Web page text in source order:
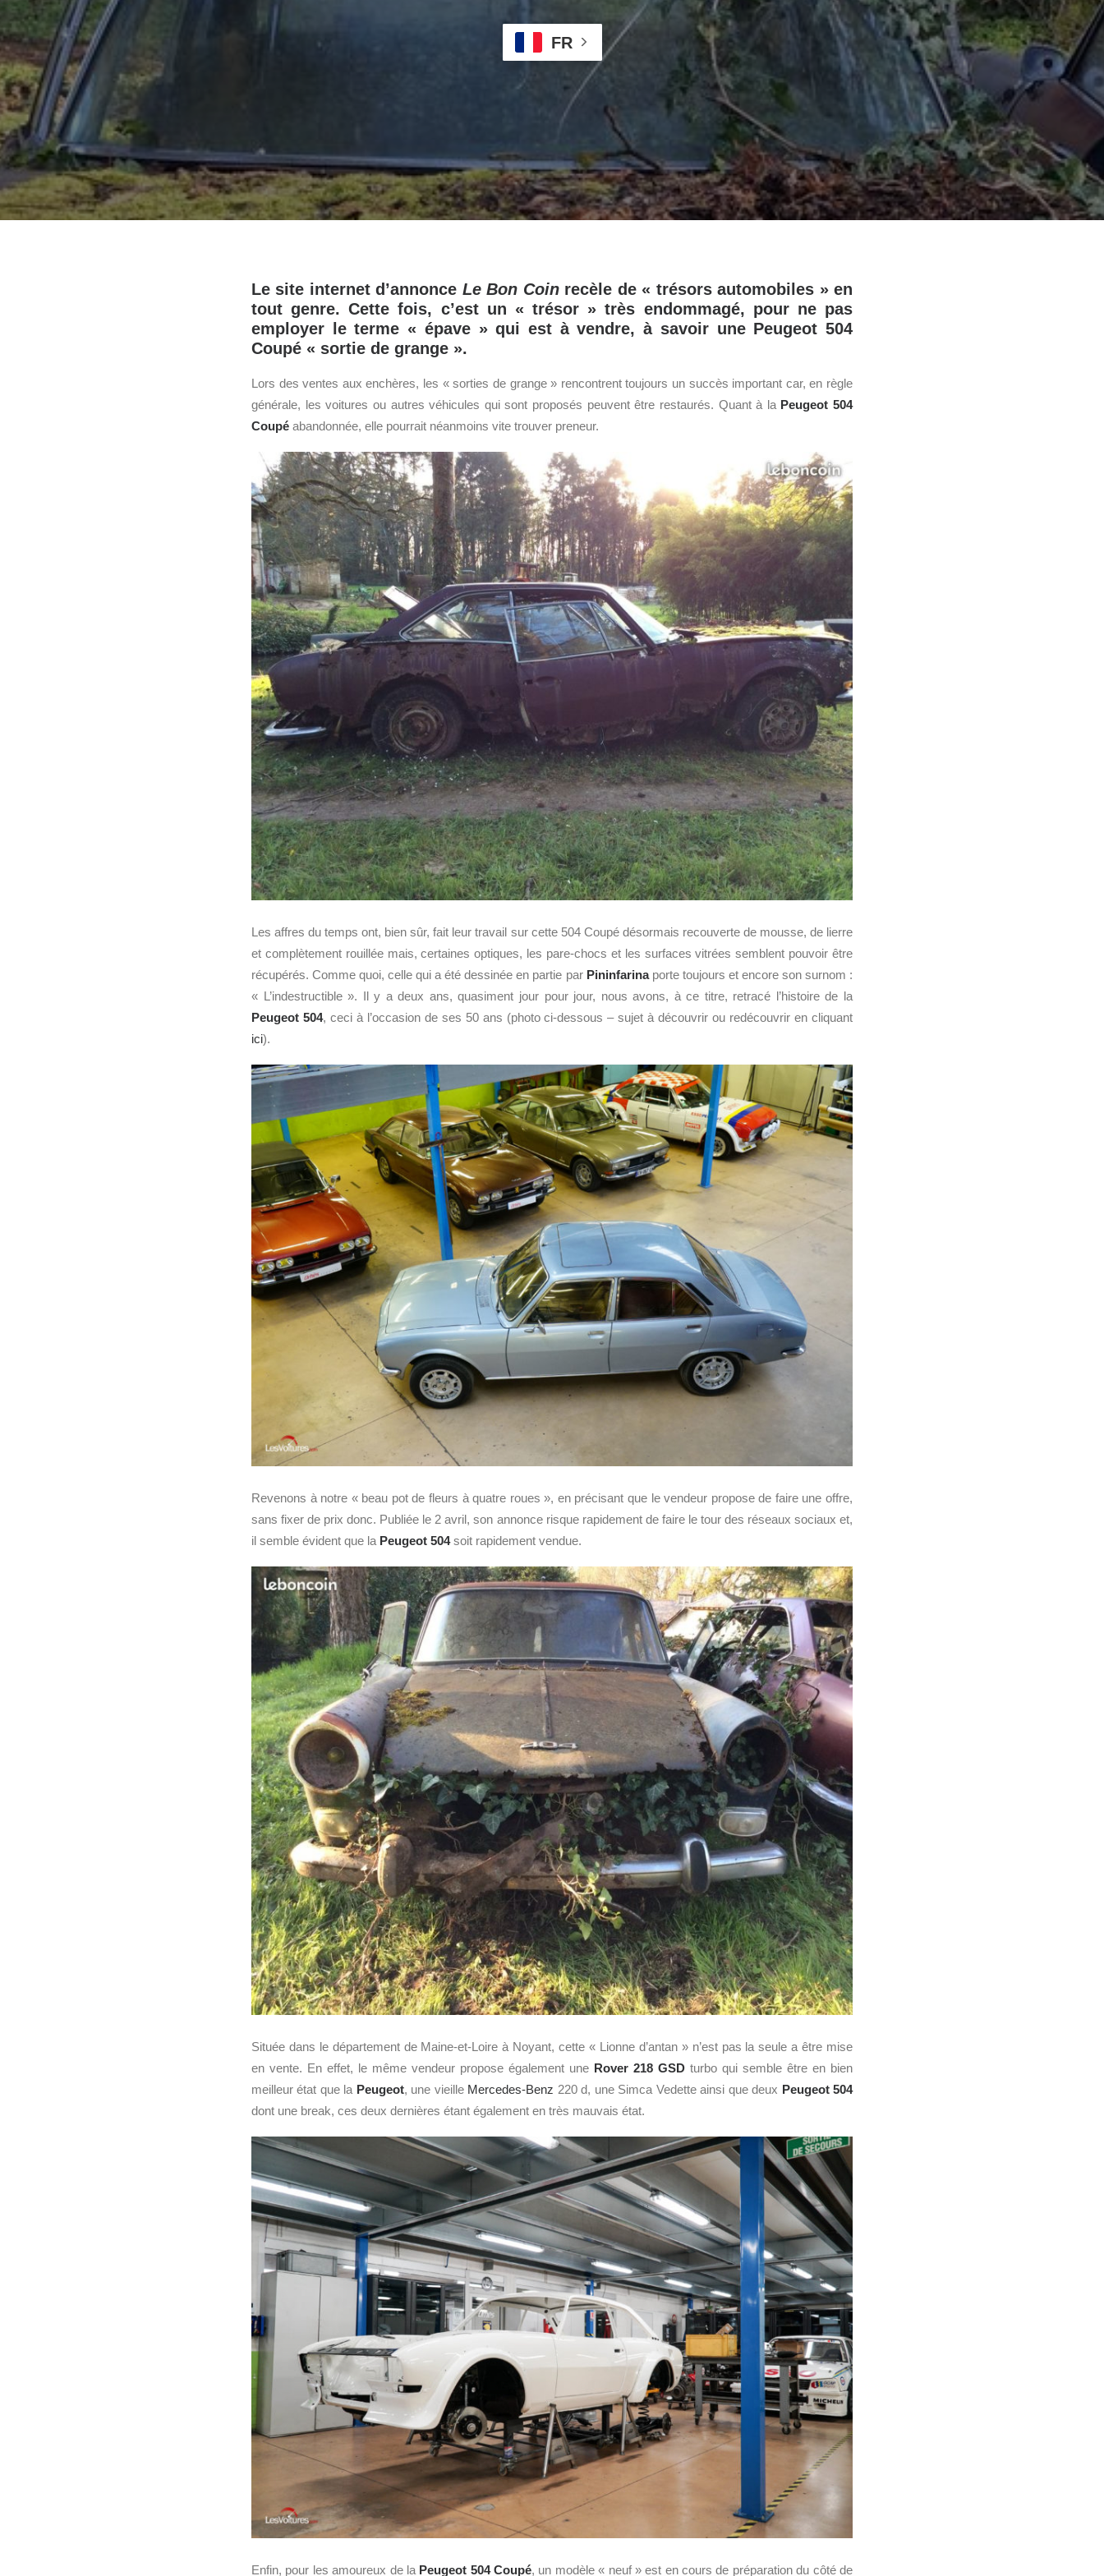
FR
Le site internet d’annonce Le Bon Coin recèle de « trésors automobiles » en
tout genre. Cette fois, c’est un « trésor » très endommagé, pour ne pas
employer le terme « épave » qui est à vendre, à savoir une Peugeot 504
Coupé « sortie de grange ».
Lors des ventes aux enchères, les « sorties de grange » rencontrent toujours un succès important car, en règle
générale, les voitures ou autres véhicules qui sont proposés peuvent être restaurés. Quant à la Peugeot 504
Coupé abandonnée, elle pourrait néanmoins vite trouver preneur.
Les affres du temps ont, bien sûr, fait leur travail sur cette 504 Coupé désormais recouverte de mousse, de lierre
et complètement rouillée mais, certaines optiques, les pare-chocs et les surfaces vitrées semblent pouvoir être
récupérés. Comme quoi, celle qui a été dessinée en partie par Pininfarinaporte toujours et encore son surnom :
« L’indestructible ». Il y a deux ans, quasiment jour pour jour, nous avons, à ce titre, retracé l’histoire de la
Peugeot 504, ceci à l’occasion de ses 50 ans (photo ci-dessous – sujet à découvrir ou redécouvrir en cliquant
ici).
Revenons à notre « beau pot de fleurs à quatre roues », en précisant que le vendeur propose de faire une offre,
sans fixer de prix donc. Publiée le 2 avril, son annonce risque rapidement de faire le tour des réseaux sociaux et,
il semble évident que la Peugeot 504soit rapidement vendue.
Située dans le département de Maine-et-Loire à Noyant, cette « Lionne d’antan » n’est pas la seule a être mise
en vente. En effet, le même vendeur propose également une Rover 218 GSD turbo qui semble être en bien
meilleur état que la Peugeot, une vieille Mercedes-Benz 220 d, une Simca Vedette ainsi que deux Peugeot 504
dont une break, ces deux dernières étant également en très mauvais état.
Enfin, pour les amoureux de la Peugeot 504 Coupé, un modèle « neuf » est en cours de préparation du côté de